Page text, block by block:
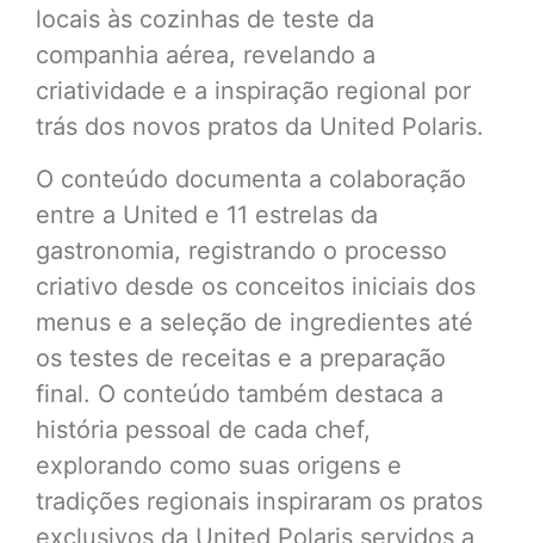
locais às cozinhas de teste da
companhia aérea, revelando a
criatividade e a inspiração regional por
trás dos novos pratos da United Polaris.
O conteúdo documenta a colaboração
entre a United e 11 estrelas da
gastronomia, registrando o processo
criativo desde os conceitos iniciais dos
menus e a seleção de ingredientes até
os testes de receitas e a preparação
final. O conteúdo também destaca a
história pessoal de cada chef,
explorando como suas origens e
tradições regionais inspiraram os pratos